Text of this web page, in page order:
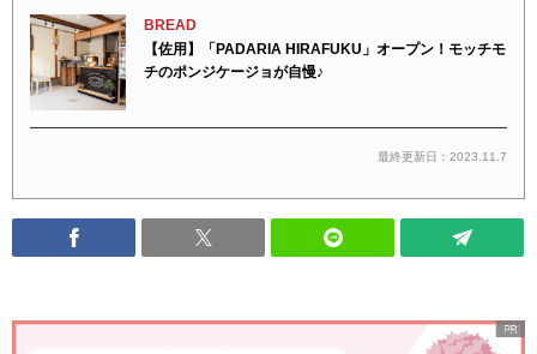
BREAD
【佐用】「PADARIA HIRAFUKU」オープン！モッチモ
チのポンジケージョが自慢♪
最終更新日：2023.11.7